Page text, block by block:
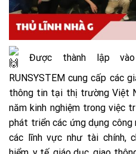
Được thành lập
RUNSYSTEM cung cấp các
thông tin tại thị trường Việt
năm kinh nghiệm trong việc
phát triển các ứng dụng
các lĩnh vực như tài chính,